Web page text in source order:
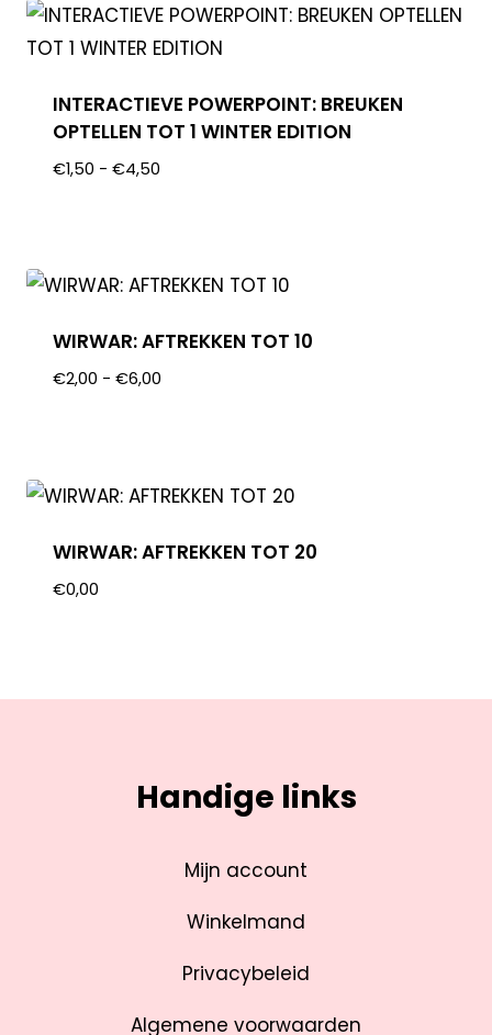
INTERACTIEVE POWERPOINT: BREUKEN
OPTELLEN TOT 1 WINTER EDITION
€1,50 - €4,50
WIRWAR: AFTREKKEN TOT 10
€2,00 - €6,00
WIRWAR: AFTREKKEN TOT 20
€0,00
Handige links
Mijn account
Winkelmand
Privacybeleid
Algemene voorwaarden